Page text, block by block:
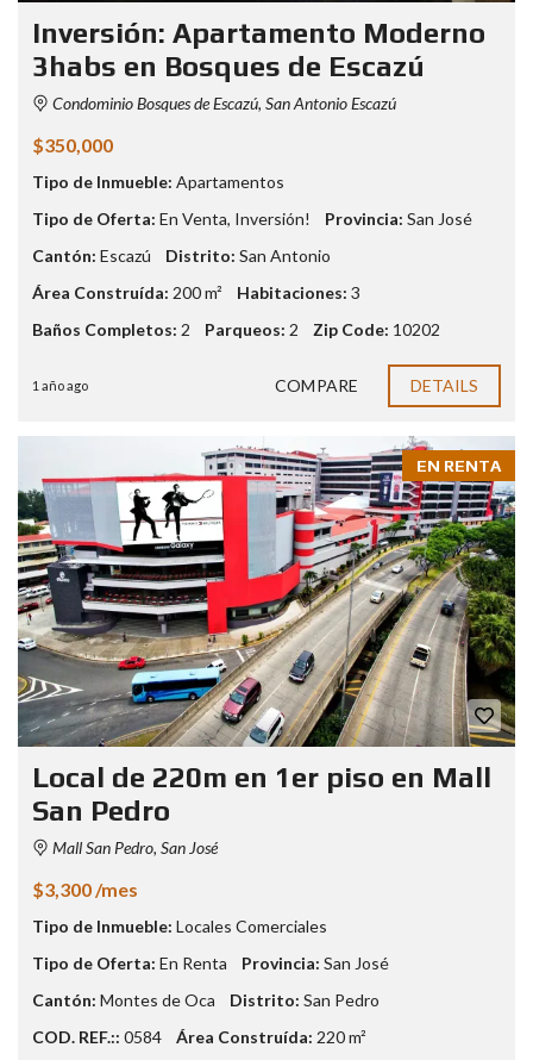
Inversión: Apartamento Moderno
3habs en Bosques de Escazú
Condominio Bosques de Escazú, San Antonio Escazú
$350,000
Tipo de Inmueble: Apartamentos
Tipo de Oferta: En Venta, Inversión! Provincia: San José
Cantón: Escazú Distrito: San Antonio
Área Construída: 200 m² Habitaciones: 3
Baños Completos: 2 Parqueos: 2 Zip Code: 10202
1 año ago COMPARE DETAILS
EN RENTA
Local de 220m en 1er piso en Mall
San Pedro
Mall San Pedro, San José
$3,300 /mes
Tipo de Inmueble: Locales Comerciales
Tipo de Oferta: En Renta Provincia: San José
Cantón: Montes de Oca Distrito: San Pedro
COD. REF.:: 0584 Área Construída: 220 m²